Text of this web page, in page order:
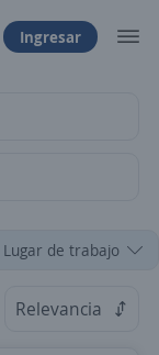
Ingresar
Lugar de trabajo
Relevancia